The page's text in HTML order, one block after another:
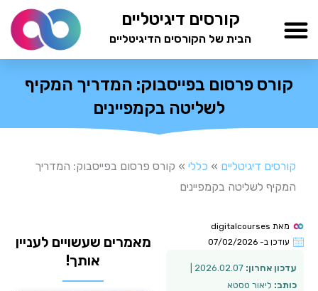
לתוכן
קורסים דיגיטליים
הבית של הקורסים הדיגיטליים
קורס פרסום בפייסבוק: המדריך המקיף
לשליטה בקמפיינים
קורסים דיגיטליים » כללי » קורס פרסום בפייסבוק: המדריך
המקיף לשליטה בקמפיינים
מאת
עודכן ב- 07/02/2026
עדכון אחרון:
כותב: ליאור טסטא
מאמרים שעשויים לעניין
אותך!